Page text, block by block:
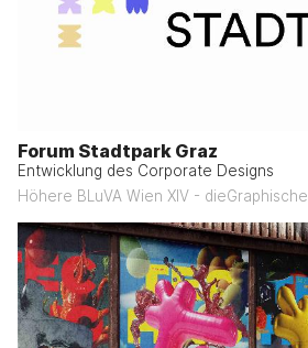
Forum Stadtpark Graz
Entwicklung des Corporate Designs
Höhere BLuVA Wien XIV - dieGraphische